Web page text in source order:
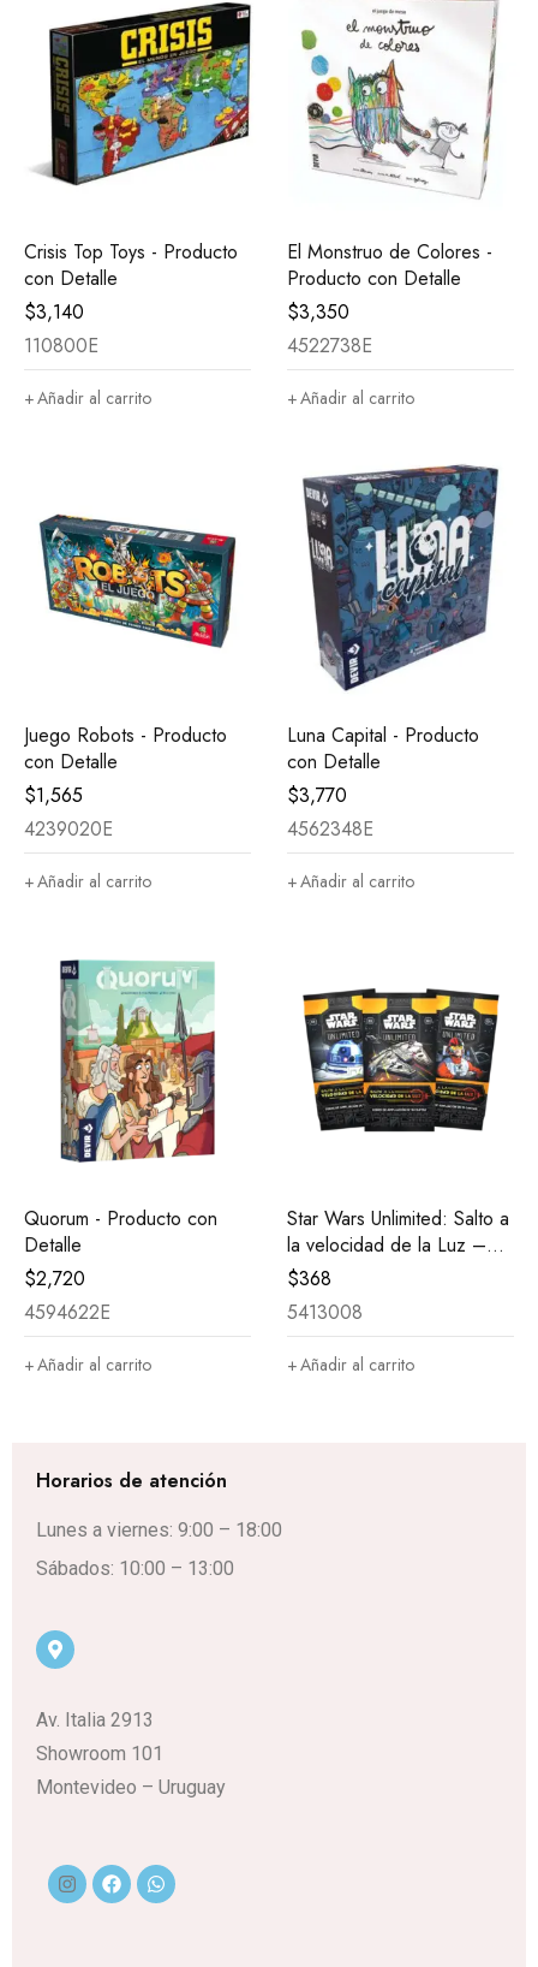
Crisis Top Toys - Producto
con Detalle
$3,140
110800E
Añadir al carrito
El Monstruo de Colores -
Producto con Detalle
$3,350
4522738E
Añadir al carrito
Juego Robots - Producto
con Detalle
$1,565
4239020E
Añadir al carrito
Luna Capital - Producto
con Detalle
$3,770
4562348E
Añadir al carrito
Quorum - Producto con
Detalle
$2,720
4594622E
Añadir al carrito
Star Wars Unlimited: Salto a
la velocidad de la Luz –
Sobre
$368
5413008
Añadir al carrito
Horarios de atención
Lunes a viernes: 9:00 – 18:00
Sábados: 10:00 – 13:00
Av. Italia 2913
Showroom 101
Montevideo – Uruguay